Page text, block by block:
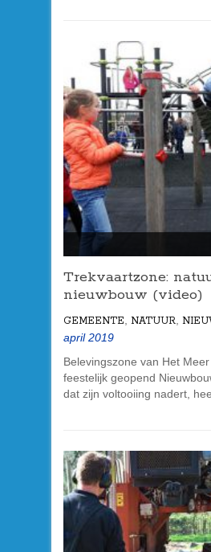
Trekvaartzone:
nieuwbouw (video)
GEMEENTE NATUUR
april 2019
Belevingszone van Het
feestelijk geopend
dat zijn voltooiing nadert,